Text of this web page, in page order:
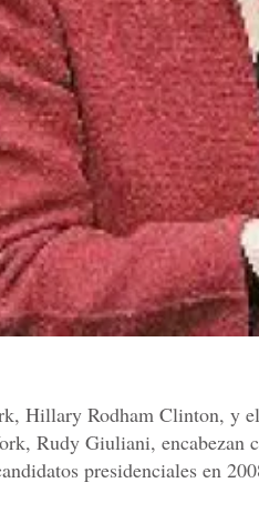
Hillary Rodham Clinton, y
Rudy Giuliani, encabezan
presidenciales en